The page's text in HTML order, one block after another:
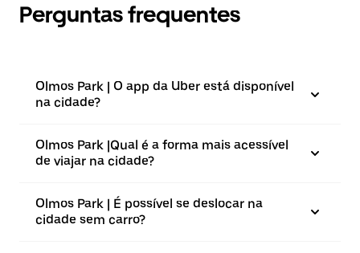
Perguntas frequentes
Olmos Park | O app da Uber está disponível
na cidade?
Olmos Park |⁠Qual é a forma mais acessível
de viajar na cidade?
Olmos Park | É possível se deslocar na
cidade sem carro?